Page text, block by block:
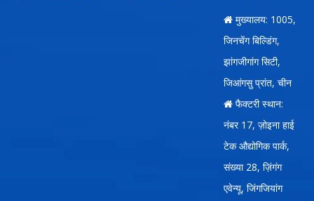
मुख्यालय: 1005,
जिनचेंग बिल्डिंग,
झांगजीगांग सिटी,
जिआंगसु प्रांत, चीन
फैक्टरी स्थान:
नंबर 17, ज़ोइना हाई
टेक औद्योगिक पार्क,
संख्या 28, ज़िंगंग
एवेन्यू, जिंगजियांग